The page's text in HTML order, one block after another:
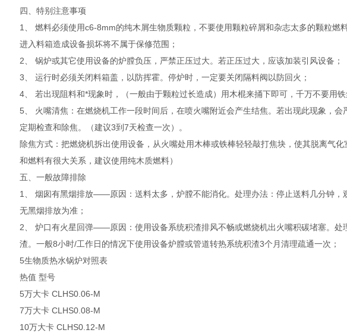
四、特别注意事项
1、 燃料必须使用c6-8mm的纯木屑生物质颗粒，不要使用颗粒碎屑和杂志太多的颗粒
进入料箱造成设备损坏将不属于保修范围；
2、 锅炉或其它使用设备的炉膛负压，严禁正压过大。若正压过大，应该加装引风设备；
3、 运行时必须关闭料箱盖，以防挥霍。停炉时，一定要关闭隔料阀以防回火；
4、 若出现阻料和*现象时，（一般由于颗粒过长造成）用木棍来捅下即可，千万不要用
5、 火嘴清焦：在燃烧机工作一段时间后，在喷火嘴附近会产生结焦。若出现此现象，
定期检查和除焦。（建议3到7天检查一次）。
除焦方式：把燃烧机拆出使用设备，从火嘴处用木棒或铁棒轻轻敲打焦块，使其脱离气
和燃料有很大关系，建议使用纯木质燃料）
五、一般故障排除
1、 烟囱有黑烟排放——原因：送料太多，炉膛不能消化。处理办法：停止送料几分钟，
无黑烟排放为准；
2、 炉口有火星回弹——原因：使用设备系统积渣排风不畅或燃烧机出火嘴积碳堵塞。处
渣。一般8小时/工作日的情况下使用设备炉膛或管道转热系统积渣3个月清理疏通一次；
5生物质热水锅炉对照表
热值 型号
5万大卡 CLHS0.06-M
7万大卡 CLHS0.08-M
10万大卡 CLHS0.12-M